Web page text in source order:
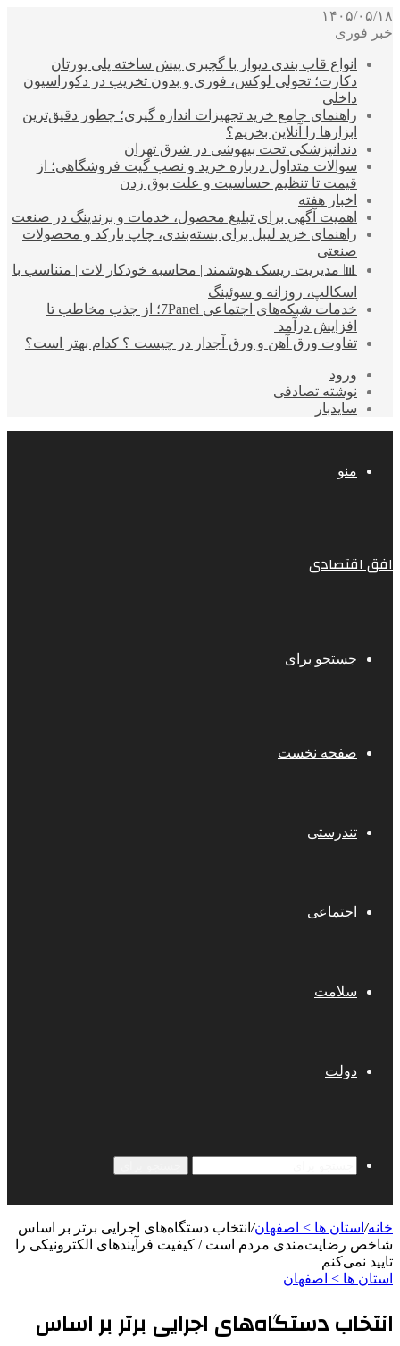
۱۴۰۵/۰۵/۱۸
خبر فوری
انواع قاب بندی دیوار با گچبری پیش ساخته پلی یورتان
دکارت؛ تحولی لوکس، فوری و بدون تخریب در دکوراسیون
داخلی
راهنمای جامع خرید تجهیزات اندازه گیری؛ چطور دقیق‌ترین
ابزارها را آنلاین بخریم؟
دندانپزشکی تحت بیهوشی در شرق تهران
سوالات متداول درباره خرید و نصب گیت فروشگاهی؛ از
قیمت تا تنظیم حساسیت و علت بوق زدن
اخبار هفته
اهمیت آگهی برای تبلیغ محصول، خدمات و برندینگ در صنعت
راهنمای خرید لیبل برای بسته‌بندی، چاپ بارکد و محصولات
صنعتی
📊 مدیریت ریسک هوشمند | محاسبه خودکار لات | متناسب با
اسکالپ، روزانه و سوئینگ
خدمات شبکه‌های اجتماعی 7Panel؛ از جذب مخاطب تا
افزایش درآمد
تفاوت ورق آهن و ورق آجدار در چیست ؟ کدام بهتر است؟
ورود
نوشته تصادفی
سایدبار
منو
افق اقتصادی
جستجو برای
صفحه نخست
تندرستی
اجتماعی
سلامت
دولت
خانه/ استان ها > اصفهان/ انتخاب دستگاه‌های اجرایی برتر بر اساس
شاخص‌ رضایت‌مندی مردم است / کیفیت فرآیندهای الکترونیکی را
تایید نمی‌کنم
استان ها > اصفهان
انتخاب دستگاه‌های اجرایی برتر بر اساس